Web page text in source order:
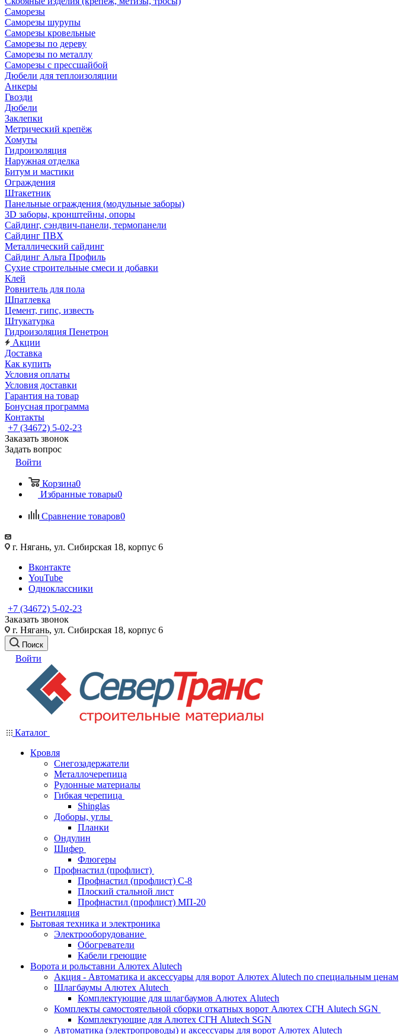
Саморезы
Саморезы шурупы
Саморезы кровельные
Саморезы по дереву
Саморезы по металлу
Саморезы с прессшайбой
Дюбели для теплоизоляции
Анкеры
Гвозди
Дюбели
Заклепки
Метрический крепёж
Хомуты
Гидроизоляция
Наружная отделка
Битум и мастики
Ограждения
Штакетник
Панельные ограждения (модульные заборы)
3D заборы, кронштейны, опоры
Cайдинг, сэндвич-панели, термопанели
Сайдинг ПВХ
Металлический сайдинг
Сайдинг Альта Профиль
Сухие строительные смеси и добавки
Клей
Ровнитель для пола
Шпатлевка
Цемент, гипс, известь
Штукатурка
Гидроизоляция Пенетрон
Акции
Доставка
Как купить
Условия оплаты
Условия доставки
Гарантия на товар
Бонусная программа
Контакты
+7 (34672) 5-02-23
Заказать звонок
Задать вопрос
Войти
Корзина0
Избранные товары0
Сравнение товаров0
г. Нягань, ул. Сибирская 18, корпус 6
Вконтакте
YouTube
Одноклассники
+7 (34672) 5-02-23
Заказать звонок
г. Нягань, ул. Сибирская 18, корпус 6
Поиск
Войти
Каталог
Кровля
Снегозадержатели
Металлочерепица
Рулонные материалы
Гибкая черепица
Shinglas
Доборы, углы
Планки
Ондулин
Шифер
Флюгеры
Профнастил (профлист)
Профнастил (профлист) С-8
Плоский стальной лист
Профнастил (профлист) МП-20
Вентиляция
Бытовая техника и электроника
Электрооборудование
Обогреватели
Кабели греющие
Ворота и рольставни Алютех Alutech
Акция - Автоматика и аксессуары для ворот Алютех Alutech по специальным ценам
Шлагбаумы Алютех Alutech
Комплектующие для шлагбаумов Алютех Alutech
Комплекты самостоятельной сборки откатных ворот Алютех СГН Alutech SGN
Комплектующие для Алютех СГН Alutech SGN
Автоматика (электропроводы) и аксессуары для ворот Алютех Alutech